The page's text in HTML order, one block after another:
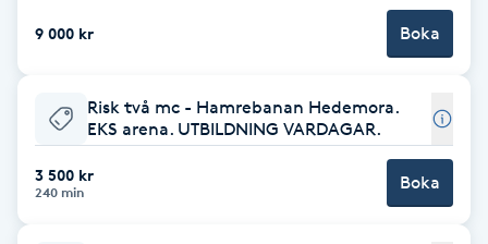
Babylights
Barber
9 000 kr Boka
Risk två mc - Hamrebanan Hedemora.
EKS arena. UTBILDNING VARDAGAR.
3 500 kr
240 min Boka